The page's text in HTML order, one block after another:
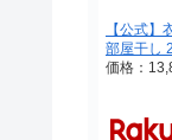
【公式
部屋干し
価格：